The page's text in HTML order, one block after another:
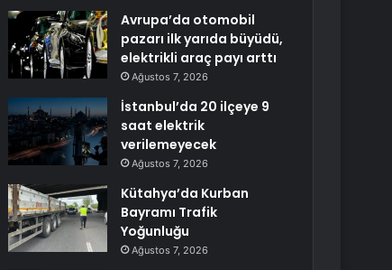
Avrupa’da otomobil
pazarı ilk yarıda büyüdü,
elektrikli araç payı arttı
Ağustos 7, 2026
İstanbul’da 20 ilçeye 9
saat elektrik
verilemeyecek
Ağustos 7, 2026
Kütahya’da Kurban
Bayramı Trafik
Yoğunluğu
Ağustos 7, 2026